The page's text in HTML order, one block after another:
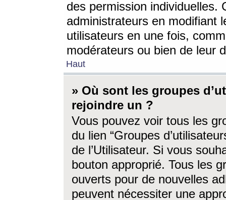
des permission individuelles.
administrateurs en modifiant
utilisateurs en une fois,
modérateurs ou bien de leur
Haut
» Où sont les groupes
rejoindre un ?
Vous pouvez voir tous les
du lien “Groupes
de l’Utilisateur. Si vous
bouton approprié. Tous les
ouverts pour de nouvelles
peuvent nécessiter une